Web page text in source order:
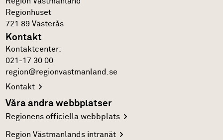
Regionhuset
721 89 Västerås
Kontakt
Kontakt­center:
021-17 30 00
region@regionvastmanland.se
Kontakt
Våra andra webbplatser
Regionens officiellawebbplats
Region Västmanlandsintranät